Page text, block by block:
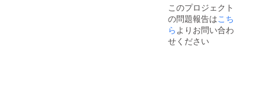
このプロジェクト
の問題報告はこち
ら よりお問い合わ
せください